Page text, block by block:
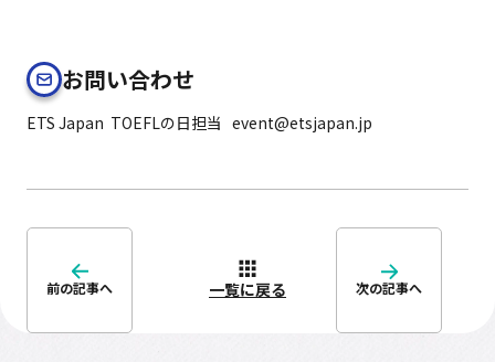
お問い合わせ
ETS Japan TOEFLの日担当 event@etsjapan.jp
前の記事へ 一覧に戻る 次の記事へ